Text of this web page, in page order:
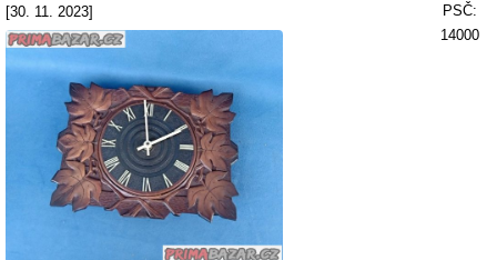
[30. 11. 2023]
PSČ:
14000